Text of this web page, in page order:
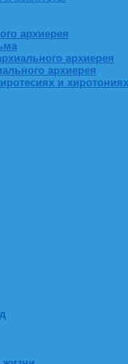
архиерея
архиерея
архиерея
и хиротониях